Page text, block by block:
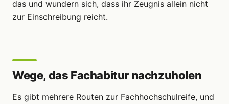
das und wundern sich, dass ihr Zeugnis allein nicht
zur Einschreibung reicht.
Wege, das Fachabitur nachzuholen
Es gibt mehrere Routen zur Fachhochschulreife, und